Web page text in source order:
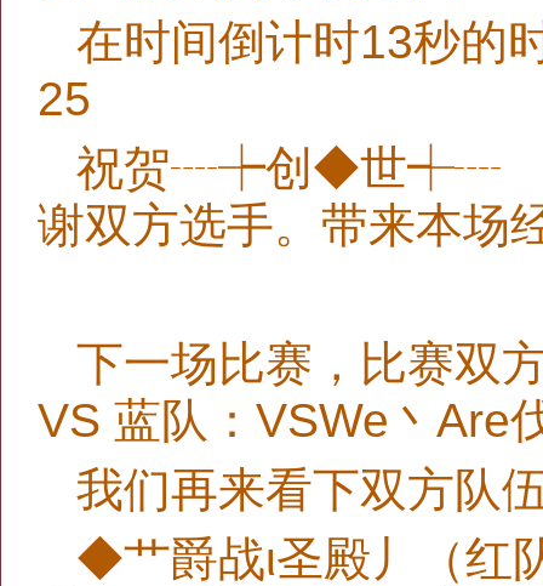
在时间倒计时13秒的
25
祝贺┈┾创◆世┽┈ （
谢双方选手。带来本场
下一场比赛，比赛双
VS 蓝队：VSWe丶Are
我们再来看下双方队
◆艹爵战ι圣殿丿（红